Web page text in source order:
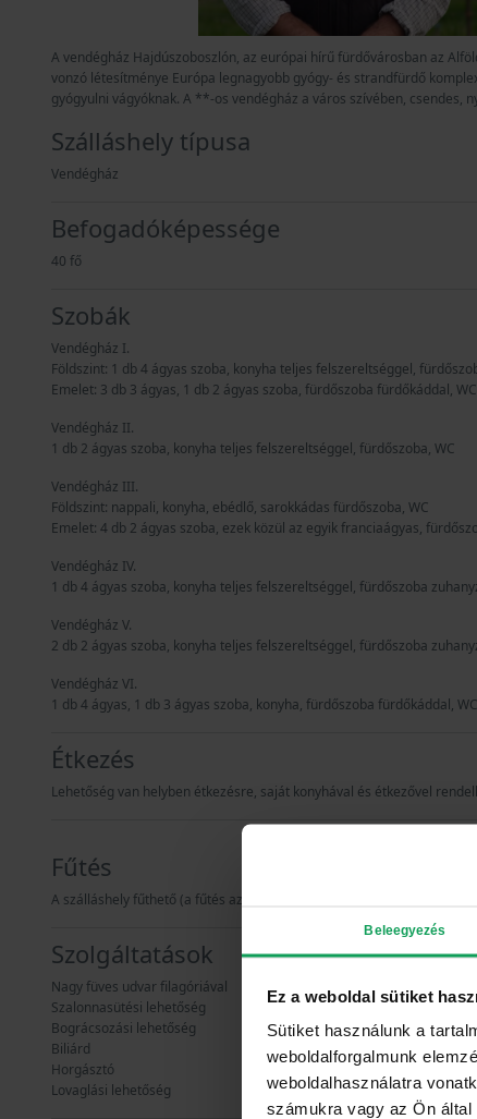
Beleegyezés
Ez a weboldal sütiket
Sütiket használunk a
weboldalforgalmunk
weboldalhasználatra
számukra vagy az Ön
A vendégház Hajdúszoboszlón, az európai hírű fürdővárosban az
vonzó létesítménye Európa legnagyobb gyógy- és strandfürdő
gyógyulni vágyóknak. A **-os vendégház a város szívében, csendes,
Szálláshely típusa
Vendégház
Befogadóképessége
40 fő
Szobák
Vendégház I.
Földszint: 1 db 4 ágyas szoba, konyha teljes felszereltséggel,
Emelet: 3 db 3 ágyas, 1 db 2 ágyas szoba, fürdőszoba fürdőkáddal,
Vendégház II.
1 db 2 ágyas szoba, konyha teljes felszereltséggel, fürdőszoba, WC
Vendégház III.
Földszint: nappali, konyha, ebédlő, sarokkádas fürdőszoba, WC
Emelet: 4 db 2 ágyas szoba, ezek közül az egyik franciaágyas,
Vendégház IV.
1 db 4 ágyas szoba, konyha teljes felszereltséggel, fürdőszoba
Vendégház V.
2 db 2 ágyas szoba, konyha teljes felszereltséggel, fürdőszoba
Vendégház VI.
1 db 4 ágyas, 1 db 3 ágyas szoba, konyha, fürdőszoba fürdőkáddal, WC
Étkezés
Lehetőség van helyben étkezésre, saját konyhával és étkezővel
Fűtés
A szálláshely fűthető (a fűtés az árat nem befolyásolja).
Szolgáltatások
Nagy füves udvar filagóriával
Szalonnasütési lehetőség
Bográcsozási lehetőség
Biliárd
Horgásztó
Lovaglási lehetőség